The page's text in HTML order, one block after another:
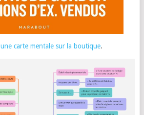
une carte mentale sur la boutique.